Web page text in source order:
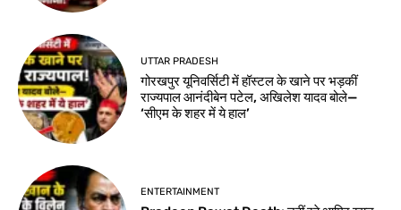
UTTAR PRADESH
गोरखपुर यूनिवर्सिटी में हॉस्टल के खाने पर भड़कीं
राज्यपाल आनंदीबेन पटेल, अखिलेश यादव बोले—
‘सीएम के शहर में ये हाल’
ENTERTAINMENT